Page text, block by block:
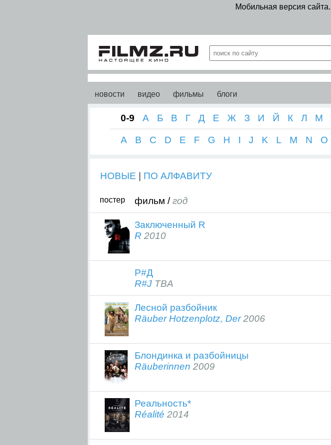
Мобильная версия сайта.
новости видео фильмы блоги
0-9 А Б В Г Д Е Ж З И Й К Л М
A B C D E F G H I J K L M N O
НОВЫЕ ПО АЛФАВИТУ
постер фильм /год
Заключенный R
R 2010
Р#Д
R#J TBA
Лесной разбойник
Räuber Hotzenplotz, Der2006
Блондинка и разбойницы
Räuberinnen 2009
Реальность*
Réalité 2014